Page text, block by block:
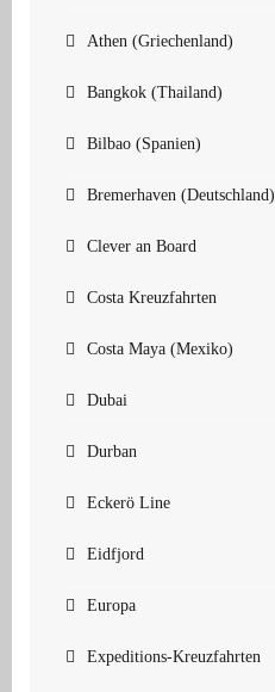
Athen (Griechenland)
Bangkok (Thailand)
Bilbao (Spanien)
Bremerhaven (Deutschland)
Clever an Board
Costa Kreuzfahrten
Costa Maya (Mexiko)
Dubai
Durban
Eckerö Line
Eidfjord
Europa
Expeditions-Kreuzfahrten